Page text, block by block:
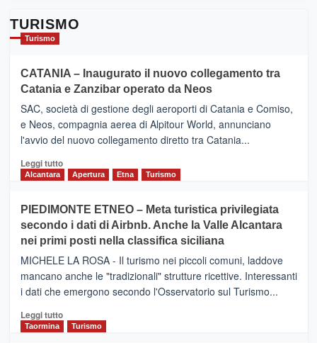
TURISMO
Turismo
CATANIA – Inaugurato il nuovo collegamento tra
Catania e Zanzibar operato da Neos
SAC, società di gestione degli aeroporti di Catania e Comiso,
e Neos, compagnia aerea di Alpitour World, annunciano
l'avvio del nuovo collegamento diretto tra Catania...
Leggi tuttoLeggi
CATANIA
–
Inaugurato
il
nuovo
collegamento
tra
e
Zanzibar
Alcantara Apertura Etna Turismo
PIEDIMONTE ETNEO – Meta turistica privilegiata
secondo i dati di Airbnb. Anche la Valle Alcantara
nei primi posti nella classifica siciliana
MICHELE LA ROSA - Il turismo nei piccoli comuni, laddove
mancano anche le "tradizionali" strutture ricettive. Interessanti
i dati che emergono secondo l'Osservatorio sul Turismo...
Leggi tuttoLeggi
Taormina Turismo